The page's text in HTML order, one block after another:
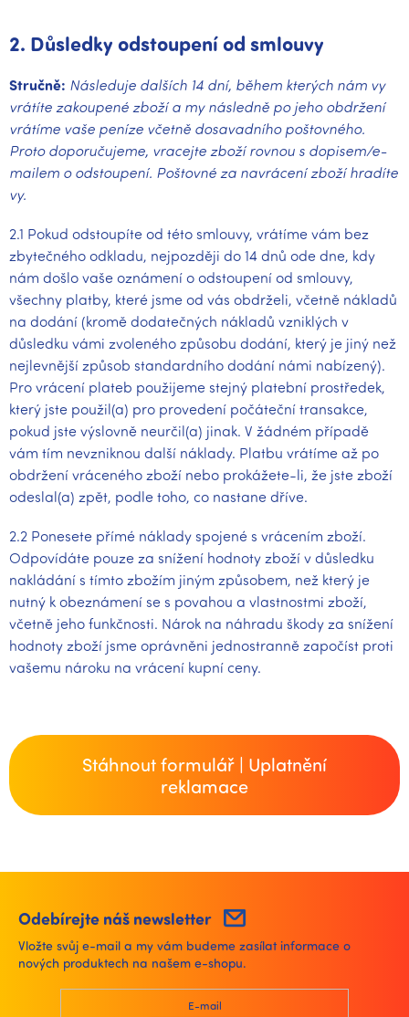
2. Důsledky odstoupení od smlouvy
Stručně: Následuje dalších 14 dní, během kterých nám vy
vrátíte zakoupené zboží a my následně po jeho obdržení
vrátíme vaše peníze včetně dosavadního poštovného.
Proto doporučujeme, vracejte zboží rovnou s dopisem/e-
mailem o odstoupení. Poštovné za navrácení zboží hradíte
vy.
2.1 Pokud odstoupíte od této smlouvy, vrátíme vám bez
zbytečného odkladu, nejpozději do 14 dnů ode dne, kdy
nám došlo vaše oznámení o odstoupení od smlouvy,
všechny platby, které jsme od vás obdrželi, včetně nákladů
na dodání (kromě dodatečných nákladů vzniklých v
důsledku vámi zvoleného způsobu dodání, který je jiný než
nejlevnější způsob standardního dodání námi nabízený).
Pro vrácení plateb použijeme stejný platební prostředek,
který jste použil(a) pro provedení počáteční transakce,
pokud jste výslovně neurčil(a) jinak. V žádném případě
vám tím nevzniknou další náklady. Platbu vrátíme až po
obdržení vráceného zboží nebo prokážete-li, že jste zboží
odeslal(a) zpět, podle toho, co nastane dříve.
2.2 Ponesete přímé náklady spojené s vrácením zboží.
Odpovídáte pouze za snížení hodnoty zboží v důsledku
nakládání s tímto zbožím jiným způsobem, než který je
nutný k obeznámení se s povahou a vlastnostmi zboží,
včetně jeho funkčnosti. Nárok na náhradu škody za snížení
hodnoty zboží jsme oprávněni jednostranně započíst proti
vašemu nároku na vrácení kupní ceny.
Stáhnout formulář | Uplatnění
reklamace
Odebírejte náš newsletter
Vložte svůj e-mail a my vám budeme zasílat informace o
nových produktech na našem e-shopu.
E-mail